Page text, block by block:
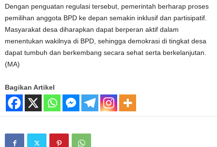
Dengan penguatan regulasi tersebut, pemerintah berharap proses
pemilihan anggota BPD ke depan semakin inklusif dan partisipatif.
Masyarakat desa diharapkan dapat berperan aktif dalam
menentukan wakilnya di BPD, sehingga demokrasi di tingkat desa
dapat tumbuh dan berkembang secara sehat serta berkelanjutan.
(MA)
Bagikan Artikel